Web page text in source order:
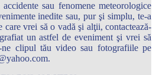
sau fenomene meteorologice
inedite sau, pur şi simplu, te-a
care vrei să o vadă şi alţii, contactează-
un astfel de eveniment şi vrei să
ne clipul tău video sau fotografiile pe